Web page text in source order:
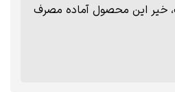
خیر این محصول آماده مصرف